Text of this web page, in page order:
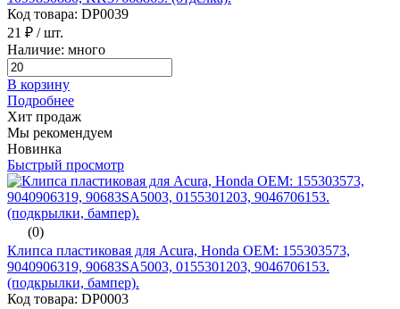
Код товара: DP0039
21 ₽ / шт.
Наличие: много
В корзину
Подробнее
Хит продаж
Мы рекомендуем
Новинка
Быстрый просмотр
(0)
Клипса пластиковая для Acura, Honda ОЕМ: 155303573,
9040906319, 90683SA5003, 0155301203, 9046706153.
(подкрылки, бампер).
Код товара: DP0003